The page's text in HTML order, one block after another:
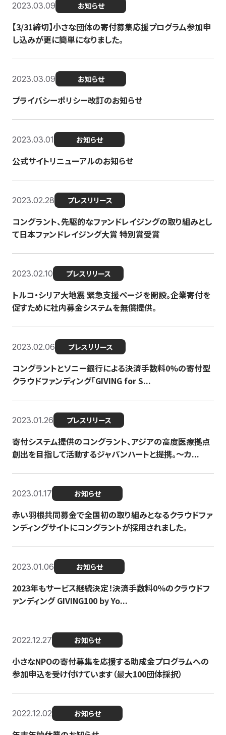
2023.03.09 お知らせ
【3/31締切】小さな団体の寄付募集応援プログラム参加申
し込みが更に簡単になりました。
2023.03.09 お知らせ
プライバシーポリシー改訂のお知らせ
2023.03.01 お知らせ
公式サイトリニューアルのお知らせ
2023.02.28 プレスリリース
コングラント、先駆的なファンドレイジングの取り組みとし
て日本ファンドレイジング大賞 特別賞受賞
2023.02.10 プレスリリース
トルコ・シリア大地震 緊急支援ページを開設。企業寄付を
促すために社内募金システムを無償提供。
2023.02.06 プレスリリース
コングラントとソニー銀行による決済手数料0%の寄付型
クラウドファンディング「GIVING for S...
2023.01.26 プレスリリース
寄付システム提供のコングラント、アジアの高度医療拠点
創出を目指して活動するジャパンハートと提携。〜カ...
2023.01.17 お知らせ
赤い羽根共同募金で全国初の取り組みとなるクラウドファ
ンディングサイトにコングラントが採用されました。
2023.01.06 お知らせ
2023年もサービス継続決定！決済手数料0％のクラウドフ
ァンディング GIVING100 by Yo...
2022.12.27 お知らせ
小さなNPOの寄付募集を応援する助成金プログラムへの
参加申込を受け付けています（最大100団体採択）
2022.12.02 お知らせ